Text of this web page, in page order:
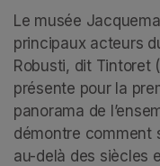
Le musée
principaux acteurs
Robusti, dit Tintoret
présente pour la
panorama de
démontre comment
au-delà des siècles